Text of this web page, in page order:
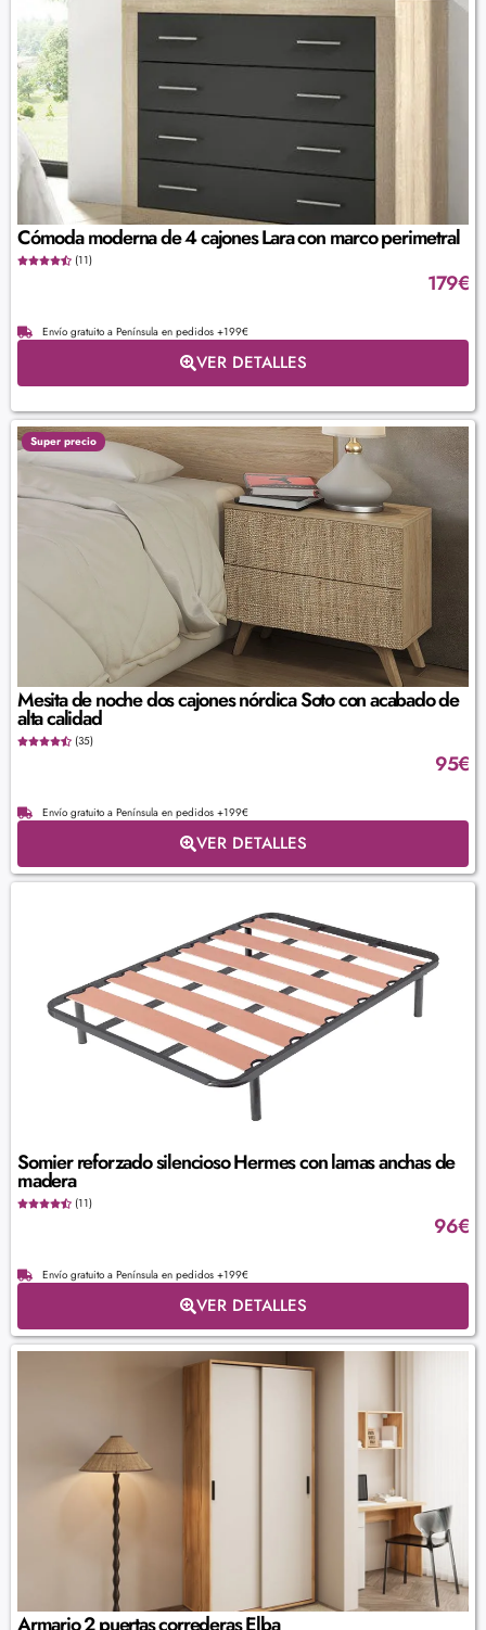
Cómoda moderna de 4 cajones Lara con marco perimetral
(11)
179€
Envío gratuito a Península en pedidos +199€
VER DETALLES
Super precio
Mesita de noche dos cajones nórdica Soto con acabado de
alta calidad
(35)
95€
Envío gratuito a Península en pedidos +199€
VER DETALLES
Somier reforzado silencioso Hermes con lamas anchas de
madera
(11)
96€
Envío gratuito a Península en pedidos +199€
VER DETALLES